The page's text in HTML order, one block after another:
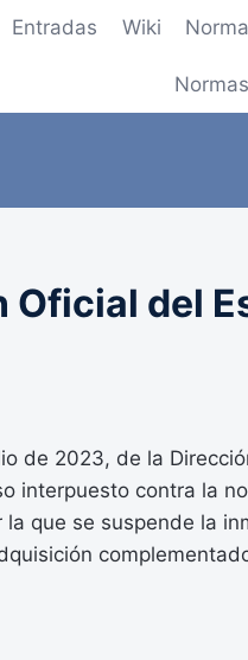
Entradas Wiki
Oficial del
de 2023, de la
interpuesto contra la
que se suspende la